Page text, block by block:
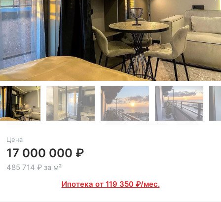
Цена
17 000 000 ₽
485 714 ₽ за м²
Ипотека от 119 350 ₽/мес.